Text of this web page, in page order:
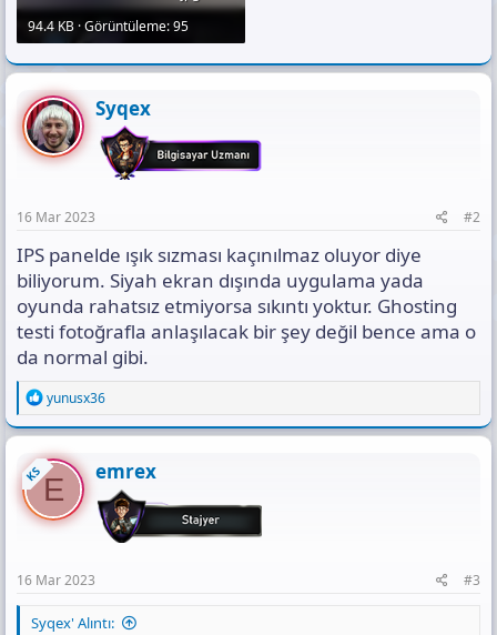
94.4 KB · Görüntüleme: 95
Syqex
16 Mar 2023 #2
IPS panelde ışık sızması kaçınılmaz oluyor diye
biliyorum. Siyah ekran dışında uygulama yada
oyunda rahatsız etmiyorsa sıkıntı yoktur. Ghosting
testi fotoğrafla anlaşılacak bir şey değil bence ama o
da normal gibi.
R
e
a
c
t
i
o
n
yunusx36
KSE emrex
16 Mar 2023 #3
Syqex' Alıntı: